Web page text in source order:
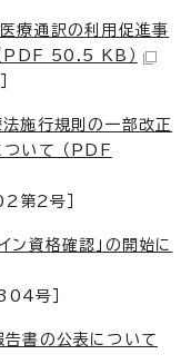
療通訳の利用促進事
PDF 50.5 KB）
施行規則の一部改正
ついて （PDF
第2号］
ン資格確認」の開始に
号］
書の公表について